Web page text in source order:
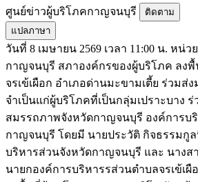
ศูนย์ข่าวผู้บริโภคกาญจนบุรี
ติดตาม
แปลภาษา
วันที่ 8 เมษายน 2569 เวลา 11:00 น. หน่
กาญจนบุรี สภาองค์กรของผู้บริโภค ลง
จรเข้เผือก อำเภอด่านมะขามเตี้ย ร่วมส่
จำเป็นแก่ผู้บริโภคที่เป็นกลุ่มเปราะบาง
สมรรถภาพจังหวัดกาญจนบุรี องค์การบ
กาญจนบุรี โดยมี นายประวัติ กิจธรรมกู
บริหารส่วนจังหวัดกาญจนบุรี และ นาง
นายกองค์การบริหารรส่วนตำบลจรเข้เ